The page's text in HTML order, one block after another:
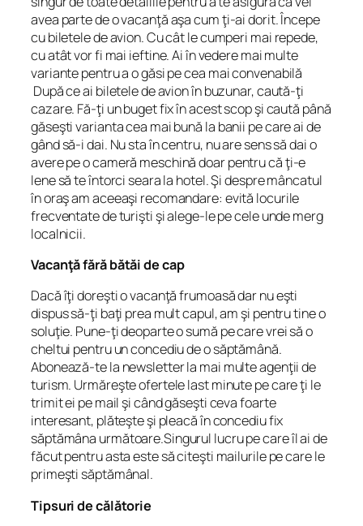
avea parte de o vacanţă aşa cum ţi-ai dorit. Începe
cu biletele de avion. Cu cât le cumperi mai repede,
cu atât vor fi mai ieftine. Ai în vedere mai multe
variante pentru a o găsi pe cea mai convenabilă
După ce ai biletele de avion în buzunar, caută-ţi
cazare. Fă-ţi un buget fix în acest scop şi caută până
găseşti varianta cea mai bună la banii pe care ai de
gând să-i dai. Nu sta în centru, nu are sens să dai o
avere pe o cameră meschină doar pentru că ţi-e
lene să te întorci seara la hotel. Şi despre mâncatul
în oraş am aceeaşi recomandare: evită locurile
frecventate de turişti şi alege-le pe cele unde merg
localnicii.
Vacanţă fără bătăi de cap
Dacă îţi doreşti o vacanţă frumoasă dar nu eşti
dispus să-ţi baţi prea mult capul, am şi pentru tine o
soluţie. Pune-ţi deoparte o sumă pe care vrei să o
cheltui pentru un concediu de o săptămână.
Abonează-te la newsletter la mai multe agenţii de
turism. Urmăreşte ofertele last minute pe care ţi le
trimit ei pe mail şi când găseşti ceva foarte
interesant, plăteşte şi pleacă în concediu fix
săptămâna următoare.Singurul lucru pe care îl ai de
făcut pentru asta este să citeşti mailurile pe care le
primeşti săptămânal.
Tipsuri de călătorie